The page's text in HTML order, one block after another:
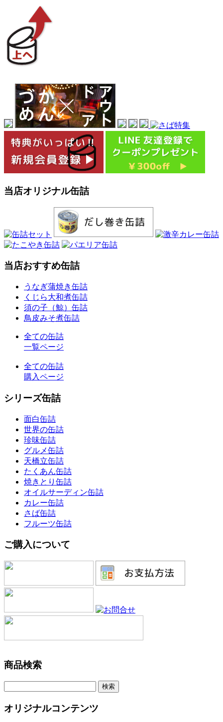
当店オリジナル缶詰
当店おすすめ缶詰
うなぎ蒲焼き缶詰
くじら大和煮缶詰
須の子（鯨）缶詰
鳥皮みそ煮缶詰
全ての缶詰
一覧ページ
全ての缶詰
購入ページ
シリーズ缶詰
面白缶詰
世界の缶詰
珍味缶詰
グルメ缶詰
天橋立缶詰
たくあん缶詰
焼きとり缶詰
オイルサーディン缶詰
カレー缶詰
さば缶詰
フルーツ缶詰
ご購入について
商品検索
オリジナルコンテンツ